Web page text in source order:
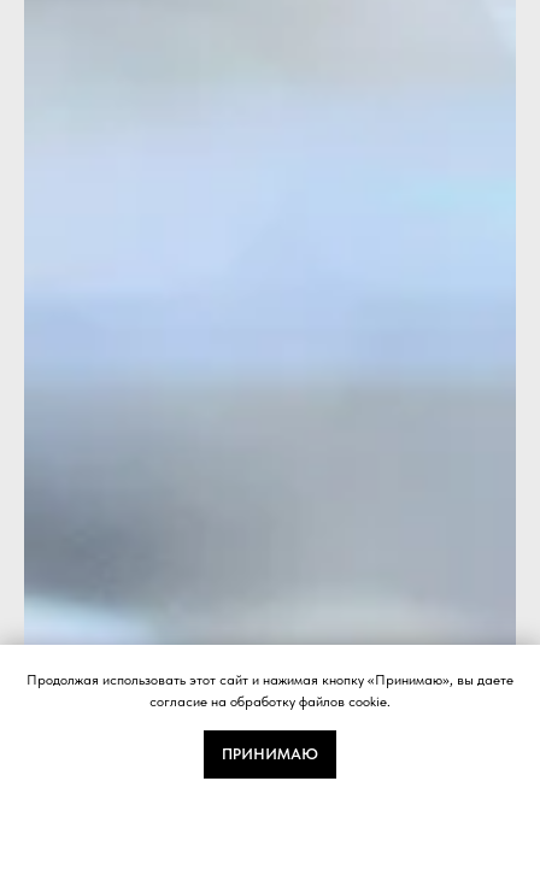
Продолжая использовать этот сайт и нажимая кнопку «Принимаю», вы даете
согласие на обработку файлов cookie.
ПРИНИМАЮ